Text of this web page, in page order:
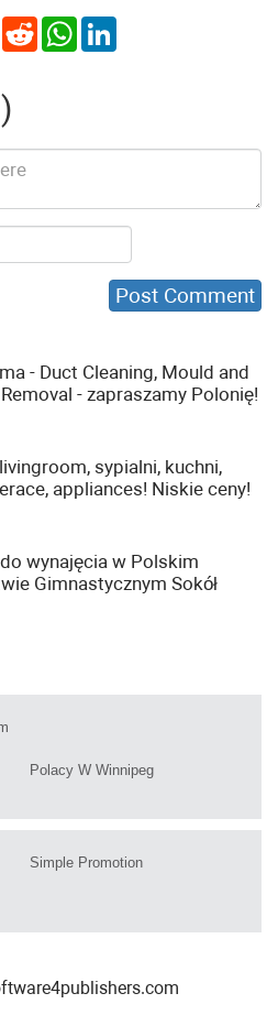
PinterestReddit WhatsApp
- Duct Cleaning, Mould and
- zapraszamy Polonię!
sypialni, kuchni,
appliances! Niskie ceny!
wynajęcia w Polskim
Gimnastycznym Sokół
Polacy W Winnipeg
Simple Promotion